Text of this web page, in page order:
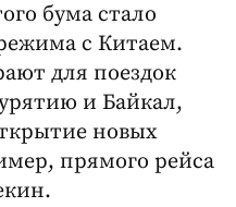
бума стало
с Китаем.
для поездок
и Байкал,
новых
прямого рейса